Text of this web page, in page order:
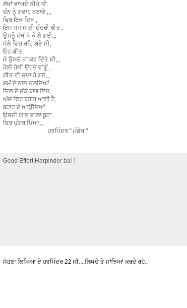
ਲੱਖਾਂ ਵਾਅਦੇ ਕੀਤੇ ਸੀ,
ਚੰਨ ਨੂੰ ਗਵਾਹ ਬਣਾਕੇ ,,,
ਫਿਰ ਇਕ ਦਿਨ ,
ਇਸ ਸਮਾਜ ਦੀ ਚੰਦਰੀ ਰੀਤ ,
ਉਸਨੂੰ ਮੈਥੋਂ ਖੋ ਕੇ ਲੈ ਗਈ,,,
ਪੱਲੇ ਵਿਚ ਰਹਿ ਗਏ ਸੀ,
ਓਹ ਗੀਤ,
ਜੋ ਉਸਦੇ ਨਾਂ ਕਰ ਦਿੱਤੇ ਸੀ,,,
ਹੋਲੀ ਹੋਲੀ ਉਹਦੇ ਵਾਂਗੂੰ ,
ਗੀਤ ਵੀ ਜੁਦਾ ਹੋ ਗਏ,,,
ਸਮੇਂ ਦੇ ਨਾਲ ਚਲਦਿਆਂ ,
ਦਿਲ ਦੇ ਸੁੱਕੇ ਬਾਗ ਵਿਚ,
ਅੱਜ ਫਿਰ ਬਹਾਰ ਆਈ ਹੈ,
ਬਹਾਰ ਦੇ ਆਉਂਦਿਆਂ,
ਉਸਦੀ ਯਾਦ ਵਾਲਾ ਬੂਟਾ ,
ਫਿਰ ਪੁੰਗਰ ਪਿਆ,,,
ਹਰਪਿੰਦਰ " ਮੰਡੇਰ "
Good Effort Harpinder bai !
ਸੋਹਣਾ ਲਿਖਿਆ ਏ ਹਰਪਿੰਦਰ 22 ਜੀ....ਲਿਖਦੇ ਤੇ ਸਾਂਝਿਆਂ ਕਰਦੇ ਰਹੋ..